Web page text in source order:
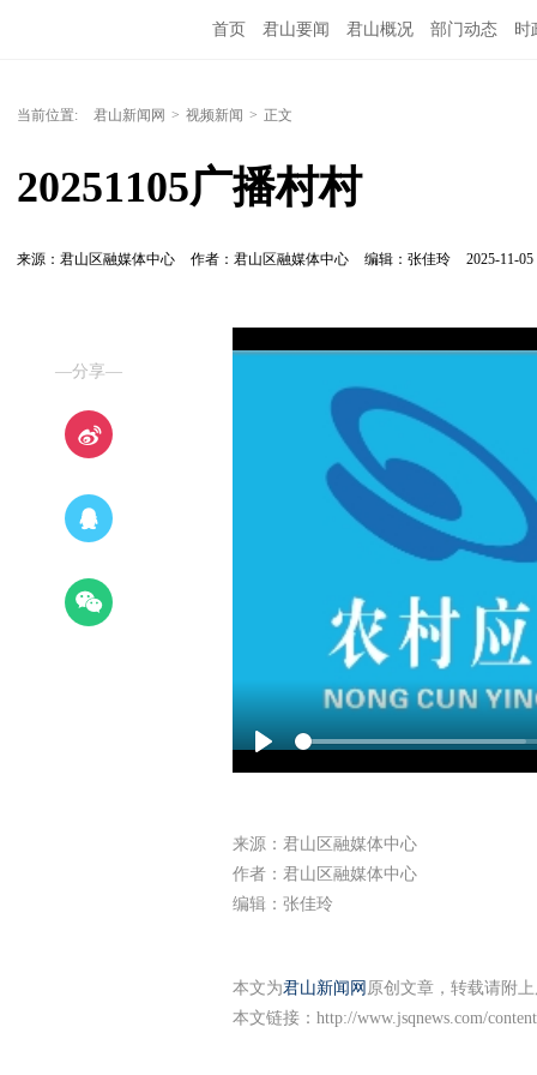
首页 君山要闻 君山概况 部门动态 时
当前位置: 君山新闻网 > 视频新闻 > 正文
20251105广播村村
来源：君山区融媒体中心 作者：君山区融媒体中心 编辑：张佳玲 2025-11-05
—分享—
Play
来源：君山区融媒体中心
作者：君山区融媒体中心
编辑：张佳玲
本文为君山新闻网 原创文章，转载请附
本文链接： http://www.jsqnews.com/